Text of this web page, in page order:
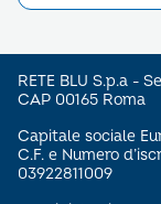
RETE BLU S.p.a -
CAP 00165 Roma
Capitale sociale
C.F. e Numero
03922811009